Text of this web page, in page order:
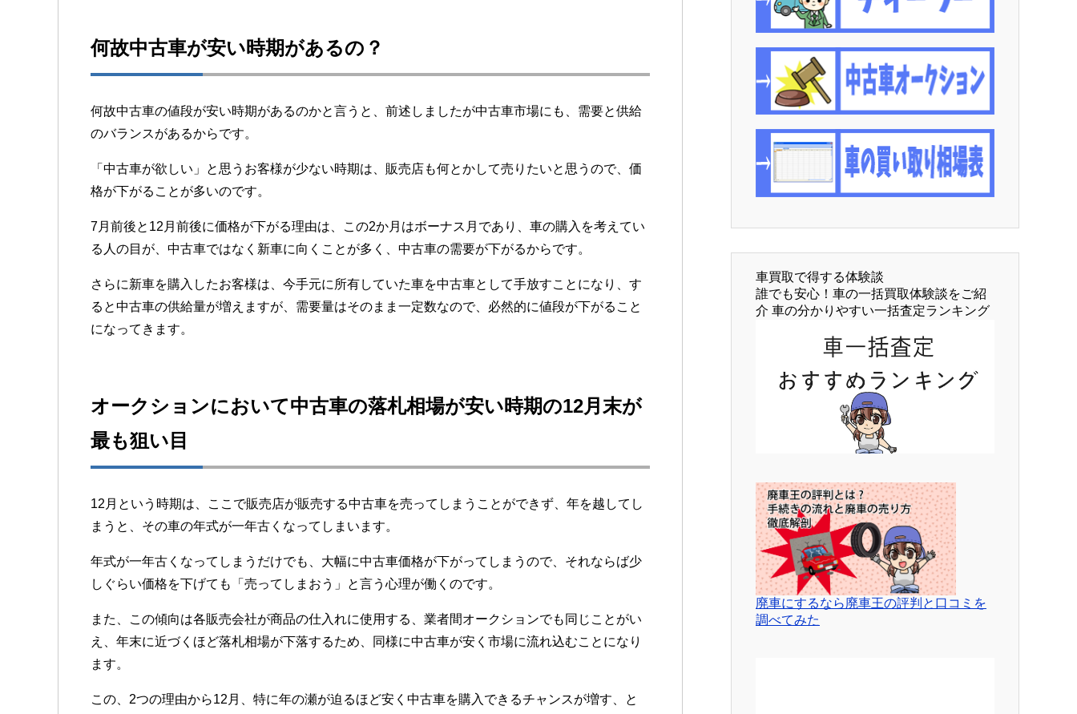
何故中古車が安い時期があるの？
何故中古車の値段が安い時期があるのかと言うと、前述しましたが中古車市場にも、需要と供給
のバランスがあるからです。
「中古車が欲しい」と思うお客様が少ない時期は、販売店も何とかして売りたいと思うので、価
格が下がることが多いのです。
7月前後と12月前後に価格が下がる理由は、この2か月はボーナス月であり、車の購入を考えてい
る人の目が、中古車ではなく新車に向くことが多く、中古車の需要が下がるからです。
さらに新車を購入したお客様は、今手元に所有していた車を中古車として手放すことになり、す
ると中古車の供給量が増えますが、需要量はそのまま一定数なので、必然的に値段が下がること
になってきます。
オークションにおいて中古車の落札相場が安い時期の12月末が
最も狙い目
12月という時期は、ここで販売店が販売する中古車を売ってしまうことができず、年を越してし
まうと、その車の年式が一年古くなってしまいます。
年式が一年古くなってしまうだけでも、大幅に中古車価格が下がってしまうので、それならば少
しぐらい価格を下げても「売ってしまおう」と言う心理が働くのです。
また、この傾向は各販売会社が商品の仕入れに使用する、業者間オークションでも同じことがい
え、年末に近づくほど落札相場が下落するため、同様に中古車が安く市場に流れ込むことになり
ます。
この、2つの理由から12月、特に年の瀬が迫るほど安く中古車を購入できるチャンスが増す、と
車買取で得する体験談
誰でも安心！車の一括買取体験談をご紹
介 車の分かりやすい一括査定ランキング
廃車にするなら廃車王の評判と口コミを
調べてみた